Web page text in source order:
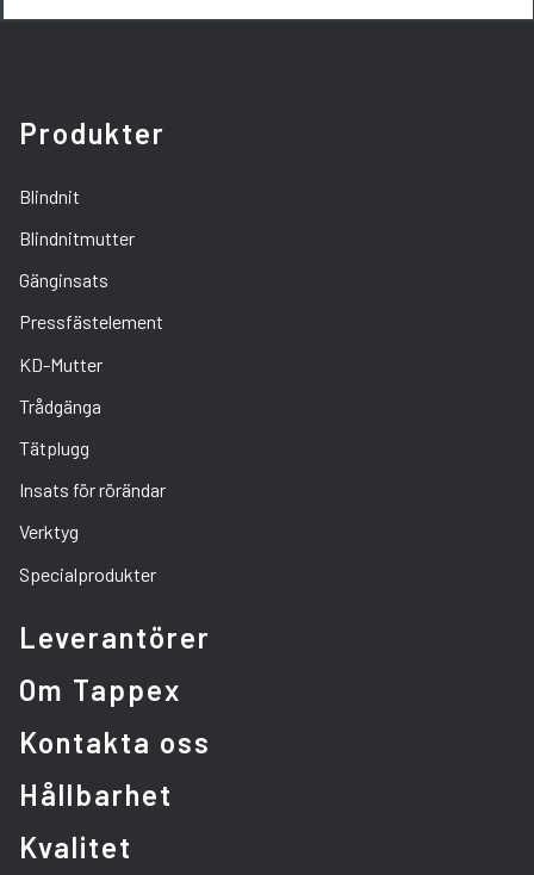
Produkter
Blindnit
Blindnitmutter
Gänginsats
Pressfästelement
KD-Mutter
Trådgänga
Tätplugg
Insats för rörändar
Verktyg
Specialprodukter
Leverantörer
Om Tappex
Kontakta oss
Hållbarhet
Kvalitet